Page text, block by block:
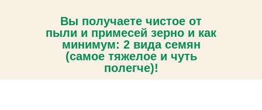
Вы получаете чистое от
пыли и примесей зерно и как
минимум: 2 вида семян
(самое тяжелое и чуть
полегче)!